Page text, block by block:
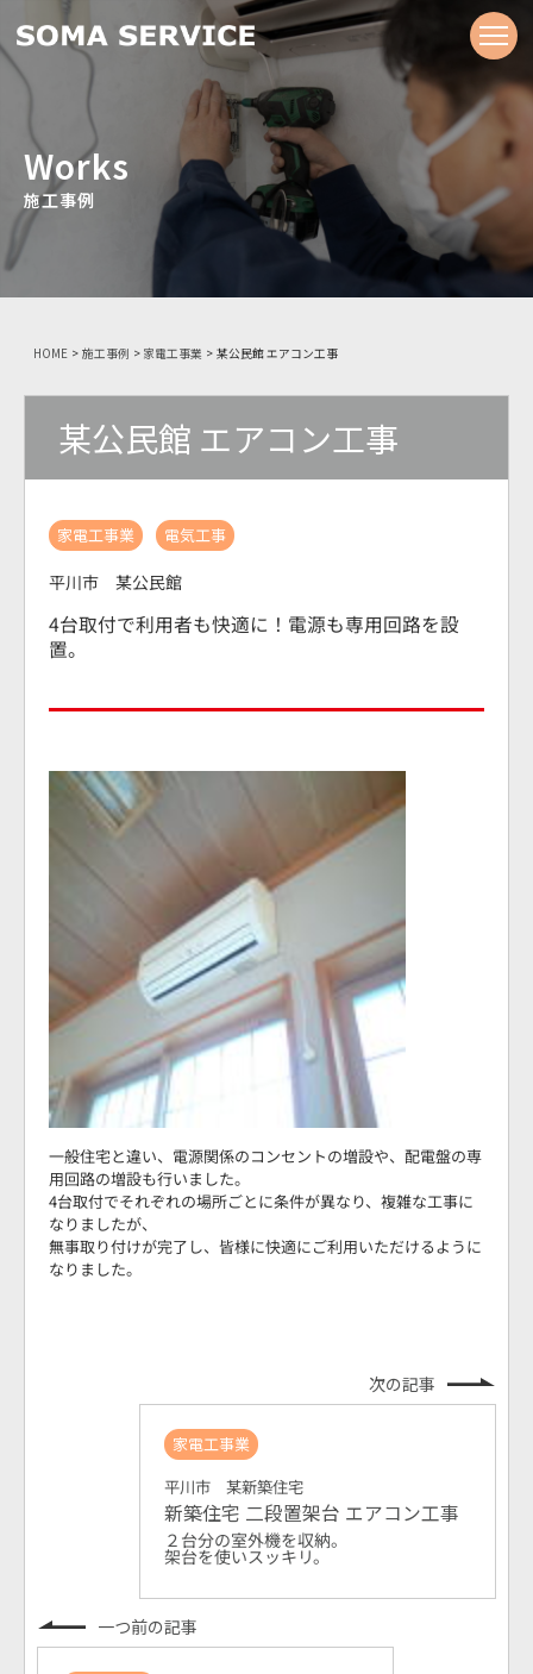
Works
施工事例
HOME > 施工事例 > 家電工事業 > 某公民館 エアコン工事
某公民館 エアコン工事
家電工事業 電気工事
平川市 某公民館
4台取付で利用者も快適に！ 電源も専用回路を設
置。
一般住宅と違い、電源関係のコンセントの増設や、配電盤の専
用回路の増設も行いました。
4台取付でそれぞれの場所ごとに条件が異なり、複雑な工事に
なりましたが、
無事取り付けが完了し、皆様に快適にご利用いただけるように
なりました。
一つ前の記事
家電工事業
次の記事
平川市 某新築住宅
新築住宅 二段置架台 エアコン工事
２台分の室外機を収納。
架台を使いスッキリ。